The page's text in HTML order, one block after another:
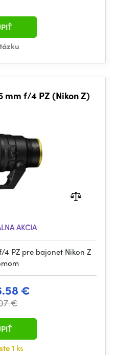
mm f/4 PZ (Nikon Z)
AKCIA
4 PZ pre bajonet Nikon Z
€
€
1 ks